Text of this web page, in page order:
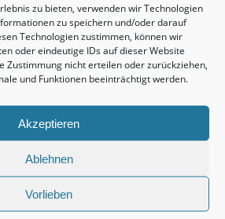
zu bieten, verwenden wir Technologien
zu speichern und/oder darauf
Technologien zustimmen, können wir
oder eindeutige IDs auf dieser Website
Zustimmung nicht erteilen oder zurückziehen,
und Funktionen beeinträchtigt werden.
Akzeptieren
Ablehnen
Vorlieben
eine interessante Anschaffung.